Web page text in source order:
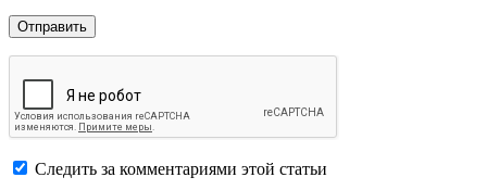
Следить за комментариями этой статьи